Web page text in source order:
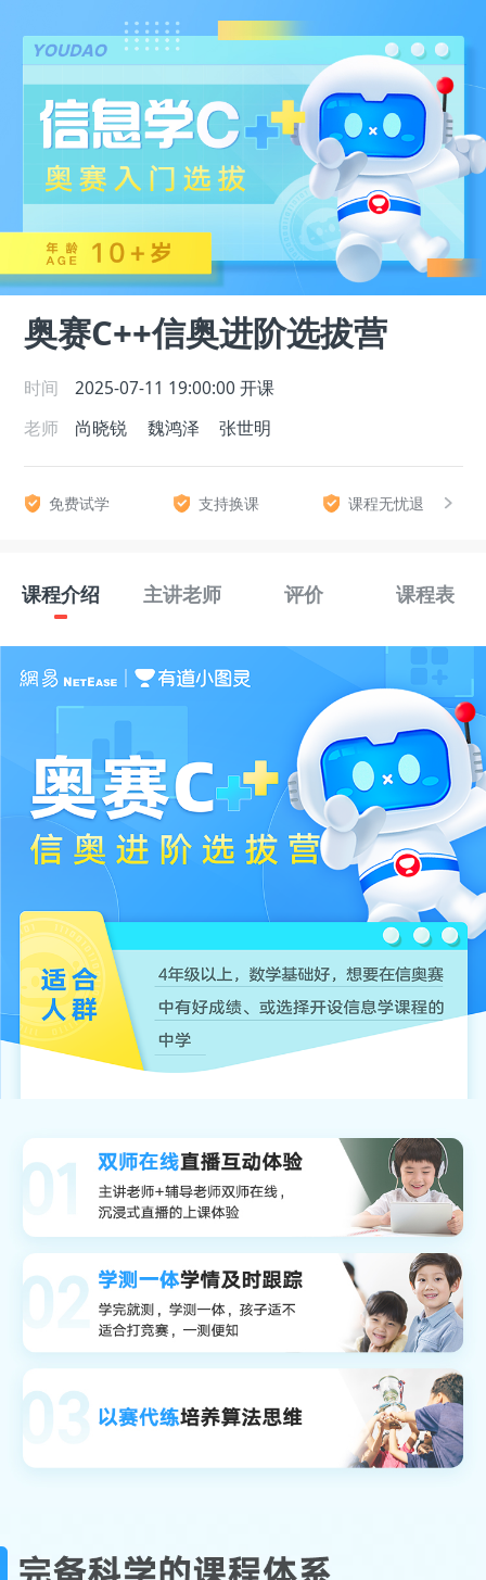
奥赛C++信奥进阶选拔营
时间 2025-07-11 19:00:00 开课
老师
尚晓锐 魏鸿泽 张世明
免费试学 支持换课 课程无忧退
课程介绍 主讲老师 评价 课程表